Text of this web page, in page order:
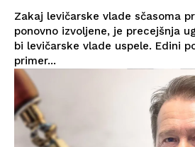
Zakaj levičarske vlade sčasoma
ponovno izvoljene, je precejšnja
bi levičarske vlade uspele. Edini
primer...